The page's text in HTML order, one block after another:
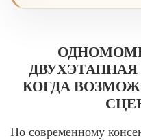
КОГДА
По современному